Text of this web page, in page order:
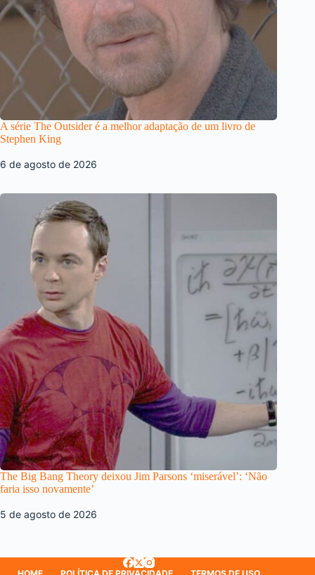
A série The Outsider é a melhor adaptação de um livro de
Stephen King
6 de agosto de 2026
The Big Bang Theory deixou Jim Parsons ‘miserável’: ‘Não
faria isso novamente’
5 de agosto de 2026